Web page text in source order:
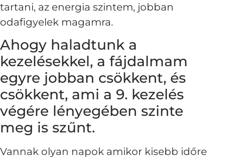
tartani, az energia szintem, jobban
odafigyelek magamra.
Ahogy haladtunk a
kezelésekkel, a fájdalmam
egyre jobban csökkent, és
csökkent, ami a 9. kezelés
végére lényegében szinte
meg is szűnt.
Vannak olyan napok amikor kisebb időre